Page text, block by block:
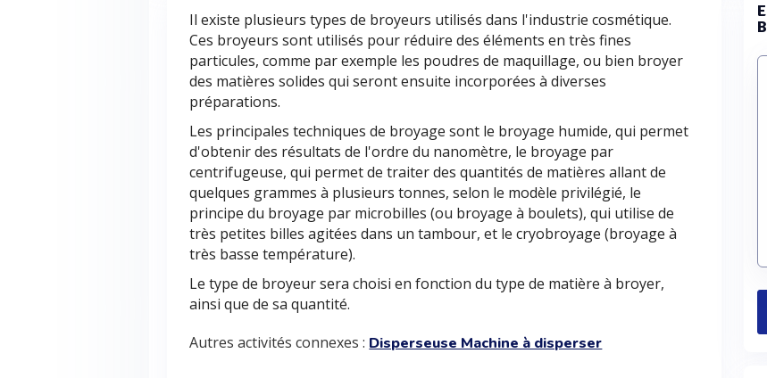
Il existe plusieurs types de broyeurs utilisés dans l'industrie cosmétique.
Ces broyeurs sont utilisés pour réduire des éléments en très fines
particules, comme par exemple les poudres de maquillage, ou bien broyer
des matières solides qui seront ensuite incorporées à diverses
préparations.
Les principales techniques de broyage sont le broyage humide, qui permet
d'obtenir des résultats de l'ordre du nanomètre, le broyage par
centrifugeuse, qui permet de traiter des quantités de matières allant de
quelques grammes à plusieurs tonnes, selon le modèle privilégié, le
principe du broyage par microbilles (ou broyage à boulets), qui utilise de
très petites billes agitées dans un tambour, et le cryobroyage (broyage à
très basse température).
Le type de broyeur sera choisi en fonction du type de matière à broyer,
ainsi que de sa quantité.
Autres activités connexes : Disperseuse Machine à disperser